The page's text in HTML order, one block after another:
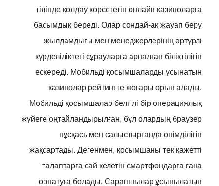
тілінде қолдау көрсететін онлайн казиноларға
басымдық береді. Олар сондай-ақ жауап беру
жылдамдығы мен менеджерлерінің әртүрлі
күрделіліктегі сұрауларға арналған біліктілігін
ескереді. Мобильді қосымшаларды ұсынатын
казинолар рейтингте жоғары орын алады.
Мобильді қосымшалар белгілі бір операциялық
жүйеге оңтайландырылған, бұл олардың браузер
нұсқасымен салыстырғанда өнімділігін
жақсартады. Дегенмен, қосымшаны тек қажетті
талаптарға сай келетін смартфондарға ғана
орнатуға болады. Сарапшылар ұсынылатын